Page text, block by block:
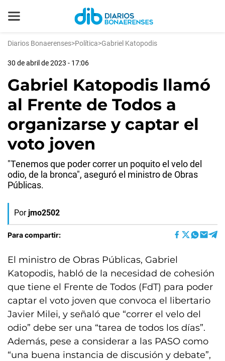
Diarios Bonaerenses>Política>Gabriel Katopodis
30 de abril de 2023 - 17:06
Gabriel Katopodis llamó
al Frente de Todos a
organizarse y captar el
voto joven
"Tenemos que poder correr un poquito el velo del
odio, de la bronca", aseguró el ministro de Obras
Públicas.
Por jmo2502
Para compartir:
El ministro de Obras Públicas, Gabriel
Katopodis, habló de la necesidad de cohesión
que tiene el Frente de Todos (FdT) para poder
captar el voto joven que convoca el libertario
Javier Milei, y señaló que “correr el velo del
odio” debe ser una “tarea de todos los días”.
Además, pese a considerar a las PASO como
“una buena instancia de discusión y debate”,